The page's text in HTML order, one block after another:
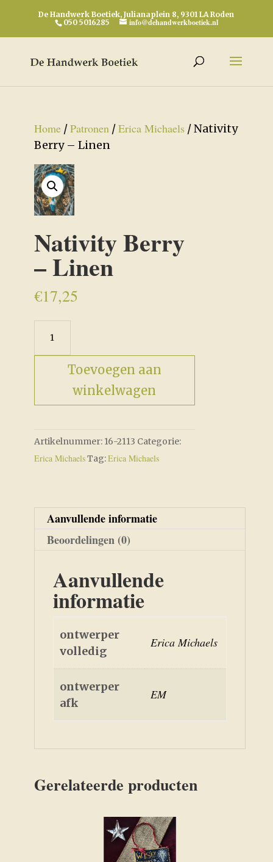
De Handwerk Boetiek, Julianaplein 8, 9301 LA Roden
050 5016285
info@dehandwerkboetiek.nl
Home/Patronen/Erica Michaels / Nativity
Berry – Linen
Nativity Berry
– Linen
€17,25
Berry
Toevoegen aan
winkelwagen
Artikelnummer: 16-2113 Categorie:
Erica MichaelsTag:Erica Michaels
Aanvullende informatie
Beoordelingen (0)
Aanvullende
informatie
ontwerper
volledig
Erica Michaels
ontwerper
afk
EM
Gerelateerde producten